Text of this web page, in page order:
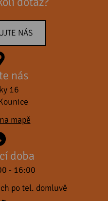
NÁS
nás
16
mapě
doba
- 16:00
po tel. domluvě